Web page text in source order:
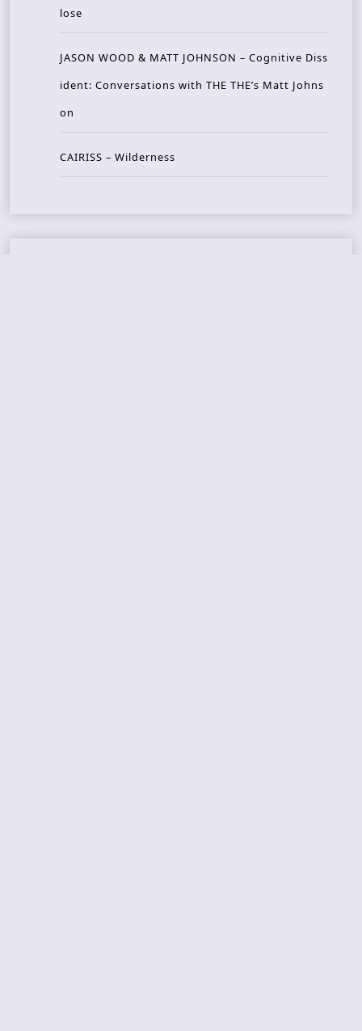
lose
JASON WOOD & MATT JOHNSON – Cognitive Diss
ident: Conversations with THE THE’s Matt Johns
on
CAIRISS – Wilderness